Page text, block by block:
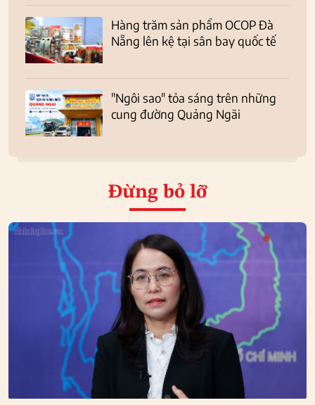
Hàng trăm sản phẩm OCOP Đà
Nẵng lên kệ tại sân bay quốc tế
"Ngôi sao" tỏa sáng trên những
cung đường Quảng Ngãi
Đừng bỏ lỡ